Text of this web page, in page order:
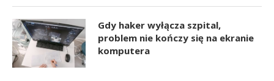
Gdy haker wyłącza szpital,
problem nie kończy się na ekranie
komputera